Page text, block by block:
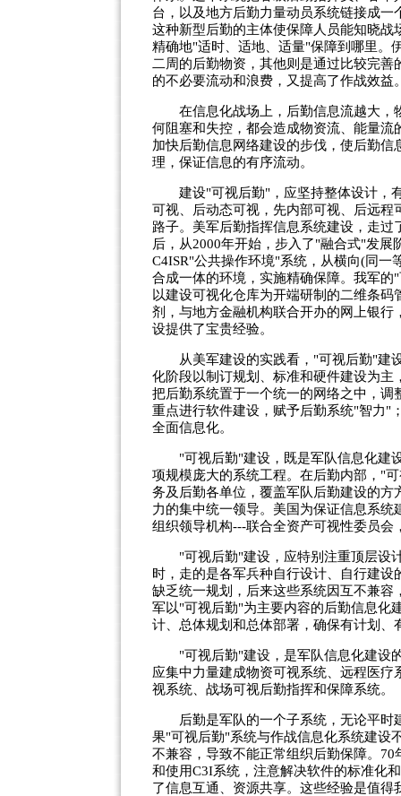
台，以及地方后勤力量动员系统链接成
这种新型后勤的主体使保障人员能知晓
精确地"适时、适地、适量"保障到哪里。
二周的后勤物资，其他则是通过比较完
的不必要流动和浪费，又提高了作战效益
在信息化战场上，后勤信息流越大，
何阻塞和失控，都会造成物资流、能量
加快后勤信息网络建设的步伐，使后勤
理，保证信息的有序流动。
建设"可视后勤"，应坚持整体设计，有
可视、后动态可视，先内部可视、后远
路子。美军后勤指挥信息系统建设，走
后，从2000年开始，步入了"融合式"发
C4ISR"公共操作环境"系统，从横向(同一
合成一体的环境，实施精确保障。我军
以建设可视化仓库为开端研制的二维条
剂，与地方金融机构联合开办的网上银
设提供了宝贵经验。
从美军建设的实践看，"可视后勤"建设
化阶段以制订规划、标准和硬件建设为
把后勤系统置于一个统一的网络之中，
重点进行软件建设，赋予后勤系统"智力"
全面信息化。
"可视后勤"建设，既是军队信息化建设
项规模庞大的系统工程。在后勤内部，"
务及后勤各单位，覆盖军队后勤建设的
力的集中统一领导。美国为保证信息系
组织领导机构---联合全资产可视性委员
"可视后勤"建设，应特别注重顶层设计
时，走的是各军兵种自行设计、自行建
缺乏统一规划，后来这些系统因互不兼
军以"可视后勤"为主要内容的后勤信息化
计、总体规划和总体部署，确保有计划
"可视后勤"建设，是军队信息化建设的
应集中力量建成物资可视系统、远程医
视系统、战场可视后勤指挥和保障系统。
后勤是军队的一个子系统，无论平时
果"可视后勤"系统与作战信息化系统建设
不兼容，导致不能正常组织后勤保障。
和使用C3I系统，注意解决软件的标准化
了信息互通、资源共享。这些经验是值